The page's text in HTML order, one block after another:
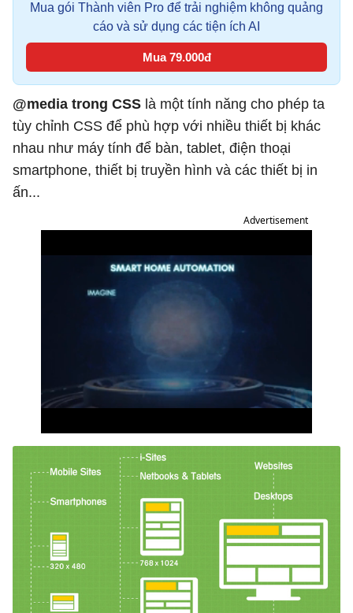
Mua gói Thành viên Pro để trải nghiệm không quảng
cáo và sử dụng các tiện ích AI
Mua 79.000đ
@media trong CSS là một tính năng cho phép ta
tùy chỉnh CSS để phù hợp với nhiều thiết bị khác
nhau như máy tính để bàn, tablet, điện thoại
smartphone, thiết bị truyền hình và các thiết bị in
ấn...
Advertisement